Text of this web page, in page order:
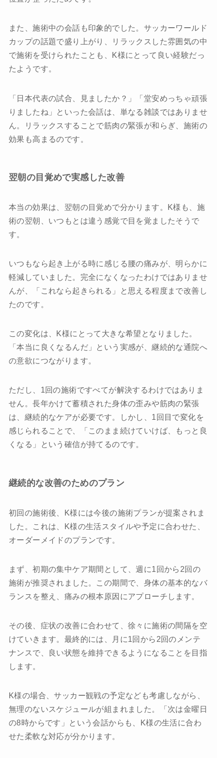
また、施術中の会話も印象的でした。サッカーワールド
カップの話題で盛り上がり、リラックスした雰囲気の中
で施術を受けられたことも、K様にとって良い経験だっ
たようです。
「日本代表の試合、見ましたか？」「堂安めっちゃ頑張
りましたね」といった会話は、単なる雑談ではありませ
ん。リラックスすることで筋肉の緊張が和らぎ、施術の
効果も高まるのです。
翌朝の目覚めで実感した改善
本当の効果は、翌朝の目覚めで分かります。K様も、施
術の翌朝、いつもとは違う感覚で目を覚ましたそうで
す。
いつもなら起き上がる時に感じる腰の痛みが、明らかに
軽減していました。完全になくなったわけではありませ
んが、「これなら起きられる」と思える程度まで改善し
たのです。
この変化は、K様にとって大きな希望となりました。
「本当に良くなるんだ」という実感が、継続的な通院へ
の意欲につながります。
ただし、1回の施術ですべてが解決するわけではありま
せん。長年かけて蓄積された身体の歪みや筋肉の緊張
は、継続的なケアが必要です。しかし、1回目で変化を
感じられることで、「このまま続けていけば、もっと良
くなる」という確信が持てるのです。
継続的な改善のためのプラン
初回の施術後、K様には今後の施術プランが提案されま
した。これは、K様の生活スタイルや予定に合わせた、
オーダーメイドのプランです。
まず、初期の集中ケア期間として、週に1回から2回の
施術が推奨されました。この期間で、身体の基本的なバ
ランスを整え、痛みの根本原因にアプローチします。
その後、症状の改善に合わせて、徐々に施術の間隔を空
けていきます。最終的には、月に1回から2回のメンテ
ナンスで、良い状態を維持できるようになることを目指
します。
K様の場合、サッカー観戦の予定なども考慮しながら、
無理のないスケジュールが組まれました。「次は金曜日
の8時からです」という会話からも、K様の生活に合わ
せた柔軟な対応が分かります。